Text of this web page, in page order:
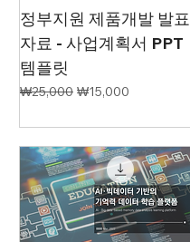
정부지원 제품개발 발표
자료 - 사업계획서 PPT
템플릿
일반가
₩25,000 할인가
₩15,000